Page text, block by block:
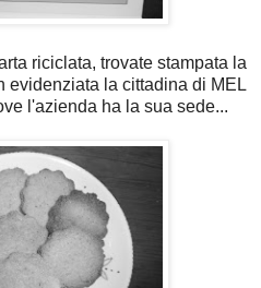
riciclata, trovate stampata la
evidenziata la cittadina di MEL
l'azienda ha la sua sede...